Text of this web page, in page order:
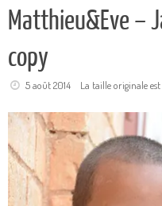
Matthieu&Eve –
copy
5 août 2014 La taille originale est